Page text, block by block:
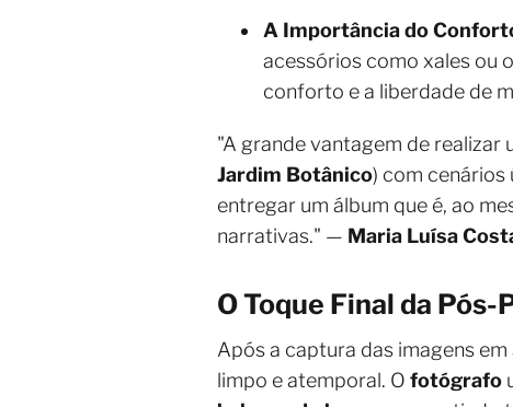
A Importância do
acessórios como xales ou o
conforto e a liberdade de
"A grande vantagem de realizar
Jardim Botânico) com cenários
entregar um álbum que é, ao
narrativas." — Maria Luísa
O Toque Final da Pós-
Após a captura das imagens em
limpo e atemporal. O fotógrafo